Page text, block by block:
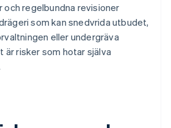
regelbundna revisioner
som kan snedvrida utbudet,
eller undergräva
är risker som hotar själva